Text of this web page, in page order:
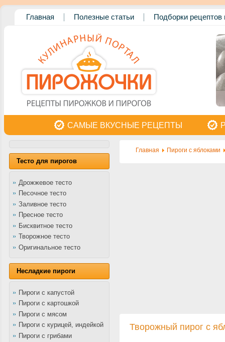
Главная Полезные статьи Подборки рецептов
САМЫЕ ВКУСНЫЕ РЕЦЕПТЫ
Тесто для пирогов
Дрожжевое тесто
Песочное тесто
Заливное тесто
Пресное тесто
Бисквитное тесто
Творожное тесто
Оригинальное тесто
Несладкие пироги
Пироги с капустой
Пироги с картошкой
Пироги с мясом
Пироги с курицей, индейкой
Пироги с грибами
Главная Пироги с яблоками
Творожный пирог с